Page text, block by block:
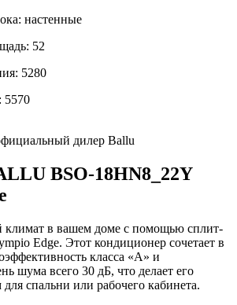
настенные
52
5280
5570
дилер Ballu
BSO-18HN8_22Y
климат в вашем доме с помощью сплит-
Edge. Этот кондиционер сочетает в
класса «А» и
шума всего 30 дБ, что делает его
спальни или рабочего кабинета.